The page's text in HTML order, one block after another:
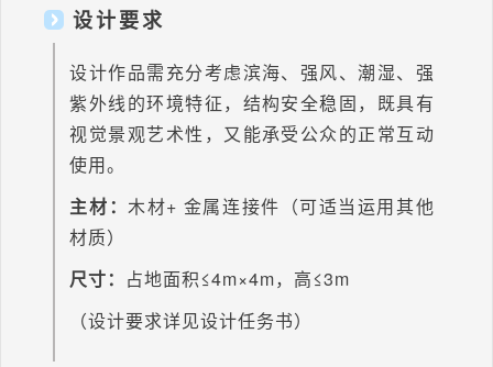
设计要求
设计作品需充分考虑滨海、强风、潮湿、强
紫外线的环境特征，结构安全稳固，既具有
视觉景观艺术性，又能承受公众的正常互动
使用。
主材：木材+ 金属连接件（可适当运用其他
材质）
尺寸： 占地面积≤4m×4m，高≤3m
（设计要求详见设计任务书）